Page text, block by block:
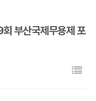
부산국제무용제 포